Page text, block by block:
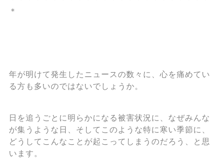
＊
年が明けて発生したニュースの数々に、心を痛めてい
る方も多いのではないでしょうか。
日を追うごとに明らかになる被害状況に、なぜみんな
が集うような日、そしてこのような特に寒い季節に、
どうしてこんなことが起こってしまうのだろう、と思
います。